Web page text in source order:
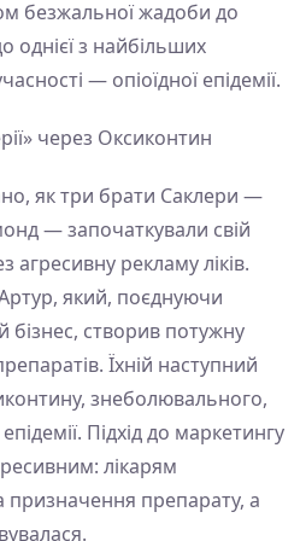
безжальної жадоби до
з найбільших
— опіоїдної епідемії.
через Оксиконтин
як три брати Саклери —
— започаткували свій
агресивну рекламу ліків.
який, поєднуючи
створив потужну
Їхній наступний
знеболювального,
Підхід до маркетингу
лікарям
препарату, а